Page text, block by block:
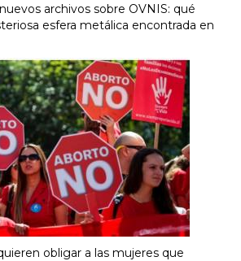
archivos sobre OVNIS: qué
esfera metálica encontrada en
obligar a las mujeres que